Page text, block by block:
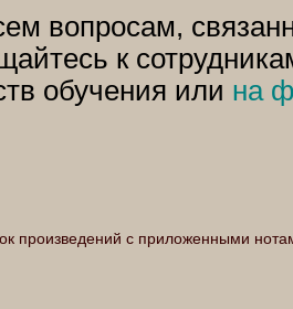
вопросам,
к
обучения или на
произведений с приложенными